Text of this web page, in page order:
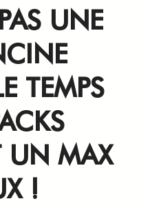
UNE
TEMPS
UN MAX
!